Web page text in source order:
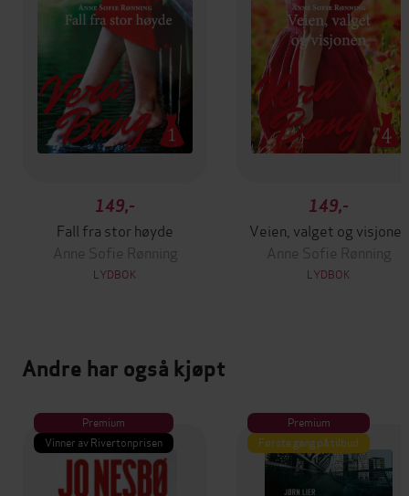
149,-
Fall fra stor høyde
Anne Sofie Rønning
LYDBOK
149,-
Veien, valget og visjonen
Anne Sofie Rønning
LYDBOK
Andre har også kjøpt
Premium
Vinner av Rivertonprisen
Premium
Første gang på tilbud